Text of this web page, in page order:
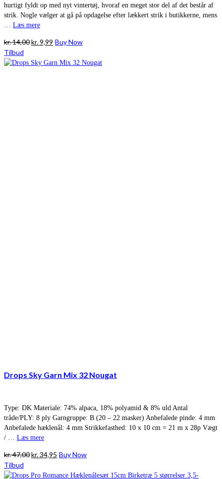
hurtigt fyldt op med nyt vintertøj, hvoraf en meget stor del af det består af
strik. Nogle vælger at gå på opdagelse efter lækkert strik i butikkerne, mens
… Læs mere
kr.14,00Den
pris
kr.9,99 Den
pris
Buy Now
Tilbud
Drops Sky Garn Mix 32 Nougat
Type: DK Materiale: 74% alpaca, 18% polyamid & 8% uld Antal
tråde/PLY: 8 ply Garngruppe: B (20 – 22 masker) Anbefalede pinde: 4 mm
Anbefalede hæklenål: 4 mm Strikkefasthed: 10 x 10 cm = 21 m x 28p Vægt
/ … Læs mere
kr.47,00Den
pris
kr.34,95 Den
pris
Buy Now
Tilbud